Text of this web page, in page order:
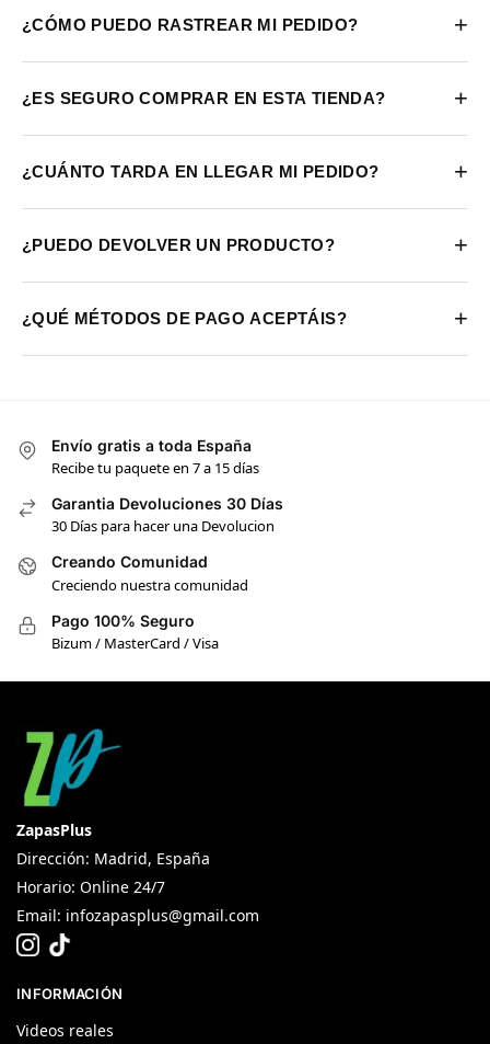
¿CÓMO PUEDO RASTREAR MI PEDIDO? +
¿ES SEGURO COMPRAR EN ESTA TIENDA? +
¿CUÁNTO TARDA EN LLEGAR MI PEDIDO? +
¿PUEDO DEVOLVER UN PRODUCTO? +
¿QUÉ MÉTODOS DE PAGO ACEPTÁIS? +
Envío gratis a toda España
Recibe tu paquete en 7 a 15 días
Garantia Devoluciones 30 Días
30 Días para hacer una Devolucion
Creando Comunidad
Creciendo nuestra comunidad
Pago 100% Seguro
Bizum / MasterCard / Visa
ZapasPlus
Dirección: Madrid, España
Horario: Online 24/7
Email: infozapasplus@gmail.com
INFORMACIÓN
Videos reales